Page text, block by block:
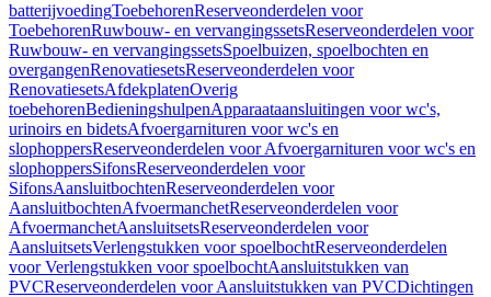
batterijvoedingToebehorenReserveonderdelen voor
ToebehorenRuwbouw- en vervangingssetsReserveonderdelen voor
Ruwbouw- en vervangingssetsSpoelbuizen, spoelbochten en
overgangenRenovatiesetsReserveonderdelen voor
RenovatiesetsAfdekplatenOverig
toebehorenBedieningshulpenApparaataansluitingen voor wc's,
urinoirs en bidetsAfvoergarnituren voor wc's en
slophoppersReserveonderdelen voor Afvoergarnituren voor wc's en
slophoppersSifonsReserveonderdelen voor
SifonsAansluitbochtenReserveonderdelen voor
AansluitbochtenAfvoermanchetReserveonderdelen voor
AfvoermanchetAansluitsetsReserveonderdelen voor
AansluitsetsVerlengstukken voor spoelbochtReserveonderdelen
voor Verlengstukken voor spoelbochtAansluitstukken van
PVCReserveonderdelen voor Aansluitstukken van PVCDichtingen